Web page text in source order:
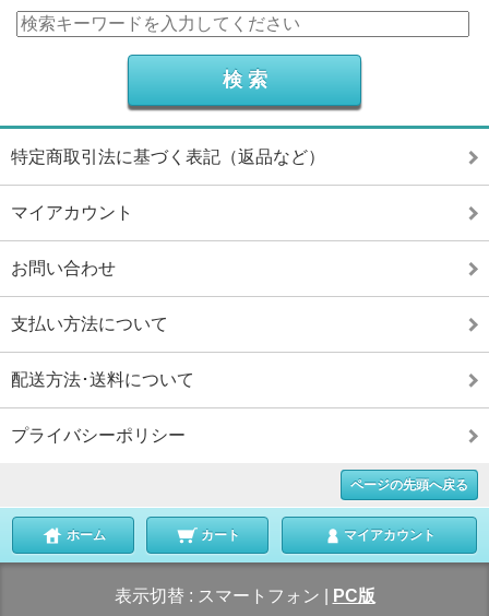
特定商取引法に基づく表記（返品など）
マイアカウント
お問い合わせ
支払い方法について
配送方法･送料について
プライバシーポリシー
ページの先頭へ戻る
ホーム カート マイアカウント
表示切替 : スマートフォン PC版